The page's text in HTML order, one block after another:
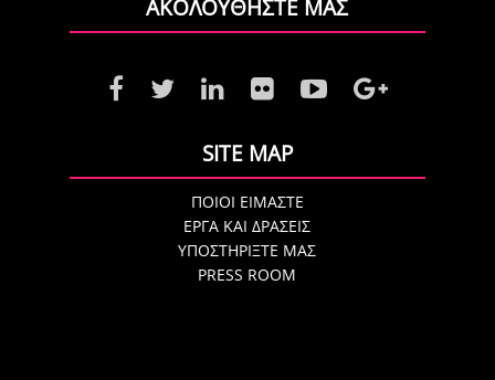
ΑΚΟΛΟΥΘΗΣΤΕ ΜΑΣ
SITE MAP
ΠΟΙΟΙ ΕΙΜΑΣΤΕ
ΕΡΓΑ ΚΑΙ ΔΡΑΣΕΙΣ
ΥΠΟΣΤΗΡΙΞΤΕ ΜΑΣ
PRESS ROOM